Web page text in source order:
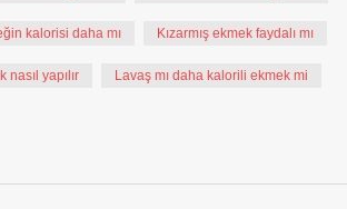
kalorisi daha mı Kızarmış ekmek faydalı mı
nasıl yapılır Lavaş mı daha kalorili ekmek mi